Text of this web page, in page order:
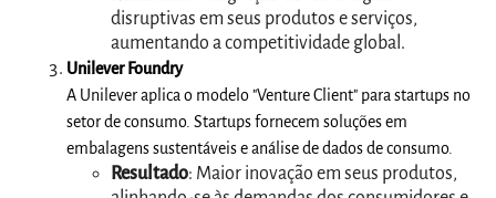
disruptivas em seus produtos e serviços,
aumentando a competitividade global.
Unilever Foundry
A Unilever aplica o modelo "Venture Client" para startups no
setor de consumo. Startups fornecem soluções em
embalagens sustentáveis e análise de dados de consumo.
Resultado: Maior inovação em seus produtos,